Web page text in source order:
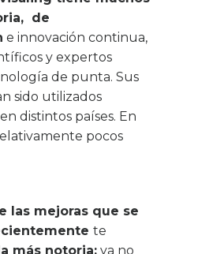
de
e innovación continua,
y expertos
de punta. Sus
sido utilizados
distintos países. En
pocos
las mejoras que se
te
más notoria: ya no